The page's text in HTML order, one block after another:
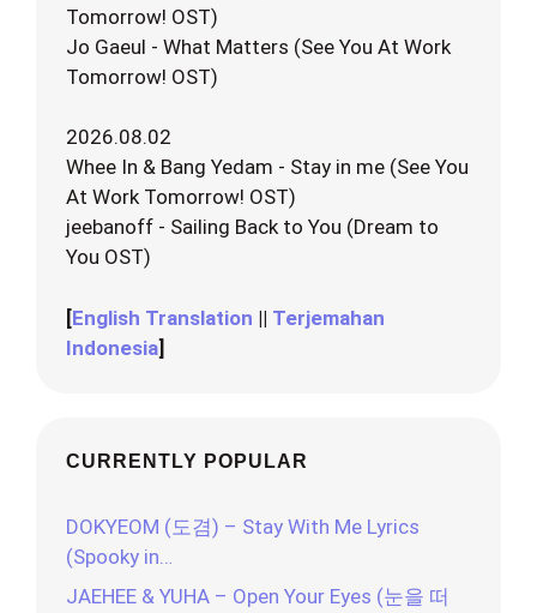
Tomorrow! OST)
Jo Gaeul - What Matters (See You At Work
Tomorrow! OST)
2026.08.02
Whee In & Bang Yedam - Stay in me (See You
At Work Tomorrow! OST)
jeebanoff - Sailing Back to You (Dream to
You OST)
[English Translation || Terjemahan
Indonesia]
CURRENTLY POPULAR
DOKYEOM (도겸) – Stay With Me Lyrics
(Spooky in…
JAEHEE & YUHA – Open Your Eyes (눈을 떠